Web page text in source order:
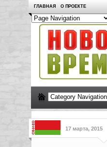
ГЛАВНАЯ О ПРОЕКТЕ
17 марта, 2015